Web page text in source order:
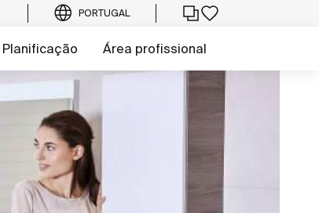
PORTUGAL
Planificação Área profissional